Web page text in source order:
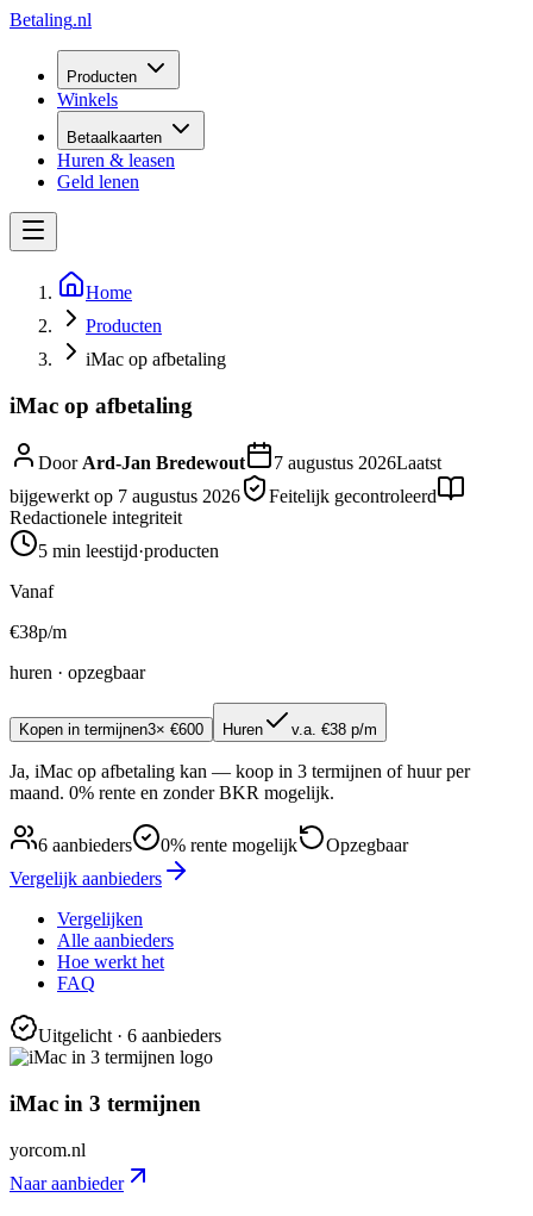
Betaling.nl
Producten
Winkels
Betaalkaarten
Huren & leasen
Geld lenen
Home
Producten
iMac op afbetaling
iMac op afbetaling
DoorArd-Jan Bredewout 7 augustus 2026Laatst
bijgewerkt op 7 augustus 2026
Feitelijk gecontroleerd
Redactionele integriteit
5 min leestijd·producten
Vanaf
€38p/m
huren · opzegbaar
Kopen in termijnen3× €600 Huren v.a. €38 p/m
Ja, iMac op afbetaling kan — koop in 3 termijnen of huur per
maand. 0% rente en zonder BKR mogelijk.
6 aanbieders 0% rente mogelijk
Opzegbaar
Vergelijk aanbieders
Vergelijken
Alle aanbieders
Hoe werkt het
FAQ
Uitgelicht· 6 aanbieders
iMac in 3 termijnen
yorcom.nl
Naar aanbieder